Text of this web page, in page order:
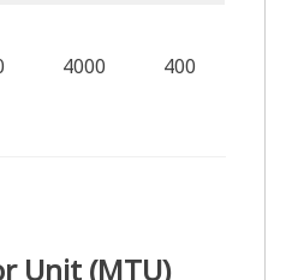
4000 400
Unit (MTU)